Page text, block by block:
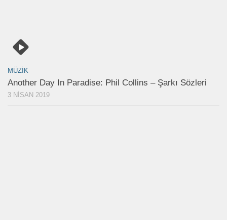
MÜZIK
Another Day In Paradise: Phil Collins – Şarkı Sözleri
3 NISAN 2019